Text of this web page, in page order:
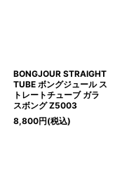
BONGJOUR STRAIGHT
TUBE ボングジュール ス
トレートチューブ ガラ
スボング Z5003
8,800円(税込)